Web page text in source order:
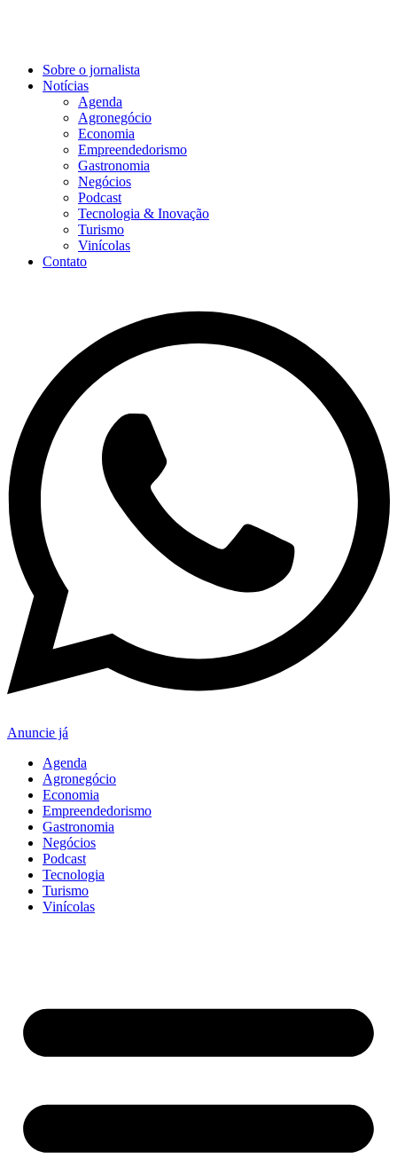
Sobre o jornalista
Notícias
Agenda
Agronegócio
Economia
Empreendedorismo
Gastronomia
Negócios
Podcast
Tecnologia & Inovação
Turismo
Vinícolas
Contato
Anuncie já
Agenda
Agronegócio
Economia
Empreendedorismo
Gastronomia
Negócios
Podcast
Tecnologia
Turismo
Vinícolas